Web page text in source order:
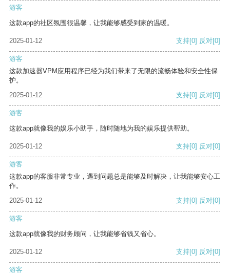
游客
这款app的社区氛围很温馨，让我能够感受到家的温暖。
2025-01-12 支持[0] 反对[0]
游客
这款加速器VPM应用程序已经为我们带来了无限的流畅体验和安全性保
护。
2025-01-12
支持[0] 反对[0]
游客
这款app就像我的娱乐小助手，随时随地为我的娱乐提供帮助。
2025-01-12 支持[0] 反对[0]
游客
这款app的客服非常专业，遇到问题总是能够及时解决，让我能够安心工
作。
2025-01-12
支持[0] 反对[0]
游客
这款app就像我的财务顾问，让我能够省钱又省心。
2025-01-12 支持[0] 反对[0]
游客